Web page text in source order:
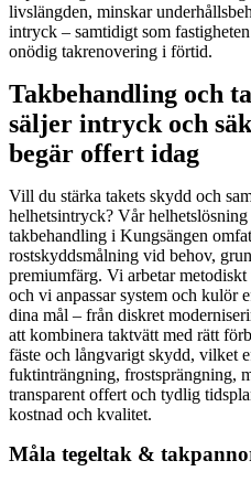
livslängden, minskar
intryck – samtidigt som
onödig takrenovering i förtid.
Takbehandling och
säljer intryck och
begär offert idag
Vill du stärka takets skydd och
helhetsintryck? Vår
takbehandling i Kungsängen
rostskyddsmålning vid behov,
premiumfärg. Vi arbetar
och vi anpassar system och kulör
dina mål – från diskret
att kombinera taktvätt med rätt
fäste och långvarigt skydd, vilket
fuktinträngning, frostsprängning,
transparent offert och tydlig
kostnad och kvalitet.
Måla tegeltak &